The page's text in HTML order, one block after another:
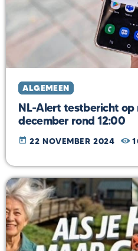
ALGEMEEN
NL-Alert testbericht op
december rond 12:00
today 22 NOVEMBER 2024